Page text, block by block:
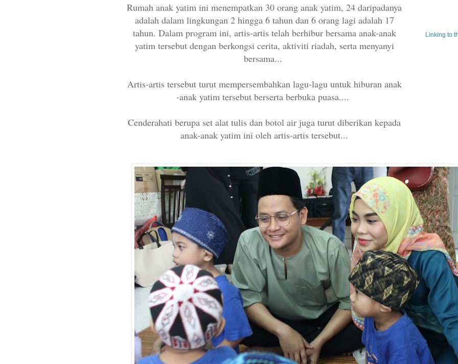
Rumah anak yatim ini menempatkan 30 orang anak yatim, 24 daripadanya
adalah dalam lingkungan 2 hingga 6 tahun dan 6 orang lagi adalah 17
tahun. Dalam program ini, artis-artis telah berhibur bersama anak-anak
yatim tersebut dengan berkongsi cerita, aktiviti riadah, serta menyanyi
bersama...
Artis-artis tersebut turut mempersembahkan lagu-lagu untuk hiburan anak
-anak yatim tersebut berserta berbuka puasa....
Cenderahati berupa set alat tulis dan botol air juga turut diberikan kepada
anak-anak yatim ini oleh artis-artis tersebut...
Linking to